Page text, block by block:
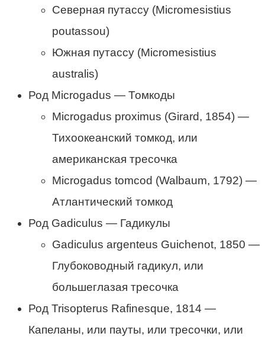
Северная путассу (Micromesistius
poutassou)
Южная путассу (Micromesistius
australis)
Род Microgadus — Томкоды
Microgadus proximus (Girard, 1854) —
Тихоокеанский томкод, или
американская тресочка
Microgadus tomcod (Walbaum, 1792) —
Атлантический томкод
Род Gadiculus — Гадикулы
Gadiculus argenteus Guichenot, 1850 —
Глубоководный гадикул, или
большеглазая тресочка
Род Trisopterus Rafinesque, 1814 —
Капеланы, или пауты, или тресочки, или